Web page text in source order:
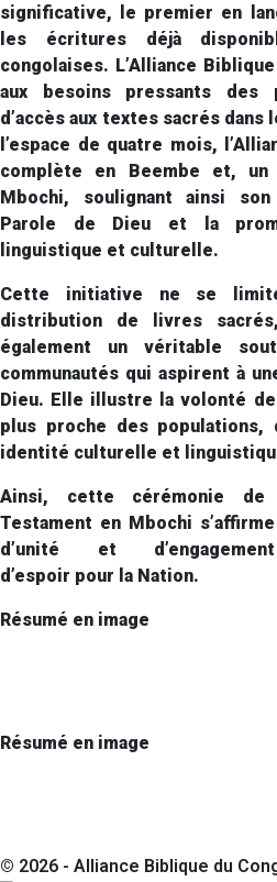
significative, le premier en
les écritures déjà
congolaises. L’Alliance
aux besoins pressants des
d’accès aux textes sacrés dans
l’espace de quatre mois,
complète en Beembe et, un
Mbochi, soulignant ainsi
Parole de Dieu et la
linguistique et culturelle.
Cette initiative ne se
distribution de livres
également un véritable
communautés qui aspirent à
Dieu. Elle illustre la volonté
plus proche des
identité culturelle et
Ainsi, cette cérémonie de
Testament en Mbochi
d’unité et
d’espoir pour la Nation.
Résumé en image
Résumé en image
© 2026 - Alliance Biblique du